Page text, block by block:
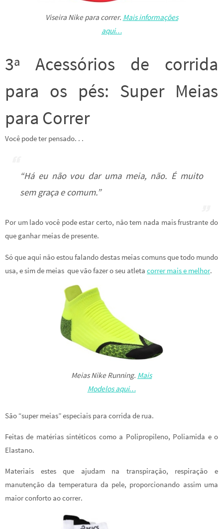
Viseira Nike para correr. Mais informações
aqui…
3ª Acessórios de corrida
para os pés: Super Meias
para Correr
Você pode ter pensado. . .
“Há eu não vou dar uma meia, não. É muito
sem graça e comum.”
Por um lado você pode estar certo, não tem nada mais frustrante do
que ganhar meias de presente.
Só que aqui não estou falando destas meias comuns que todo mundo
usa, e sim de meias que vão fazer o seu atleta correr mais e melhor.
Meias Nike Running. Mais
Modelos aqui…
São “super meias” especiais para corrida de rua.
Feitas de matérias sintéticos como a Polipropileno, Poliamida e o
Elastano.
Materiais estes que ajudam na transpiração, respiração e
manutenção da temperatura da pele, proporcionando assim uma
maior conforto ao correr.